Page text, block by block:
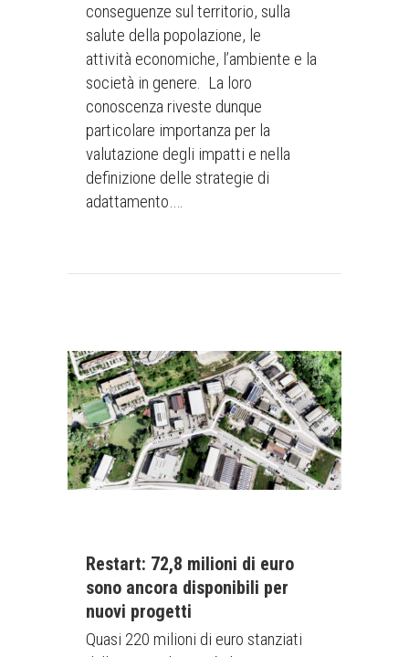
conseguenze sul territorio, sulla
salute della popolazione, le
attività economiche, l’ambiente e la
società in genere. La loro
conoscenza riveste dunque
particolare importanza per la
valutazione degli impatti e nella
definizione delle strategie di
adattamento….
Restart: 72,8 milioni di euro
sono ancora disponibili per
nuovi progetti
Quasi 220 milioni di euro stanziati